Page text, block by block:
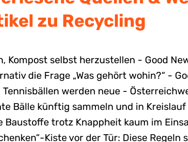
zu Recycling
Kompost selbst herzustellen - Good
die Frage „Was gehört wohin?“ -
Tennisbällen werden neue -
Bälle künftig sammeln und in
Baustoffe trotz Knappheit kaum im
Kiste vor der Tür: Diese